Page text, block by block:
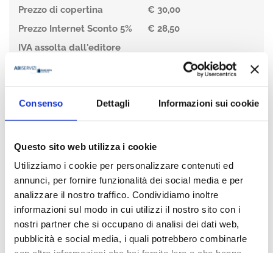
Consenso Dettagli Informazioni sui cookie
Questo sito web utilizza i cookie
Utilizziamo i cookie per personalizzare contenuti ed
annunci, per fornire funzionalità dei social media e per
analizzare il nostro traffico. Condividiamo inoltre
informazioni sul modo in cui utilizzi il nostro sito con i
nostri partner che si occupano di analisi dei dati web,
pubblicità e social media, i quali potrebbero combinarle
Prezzo di copertina
€ 30,00
Prezzo Internet Sconto 5%
€ 28,50
IVA assolta dall'editore
Acquista
Condividi
Presentazione
Alla memoria di Maria Luisa Giachetti
Come costruire una narrativa aziendale che permetta a